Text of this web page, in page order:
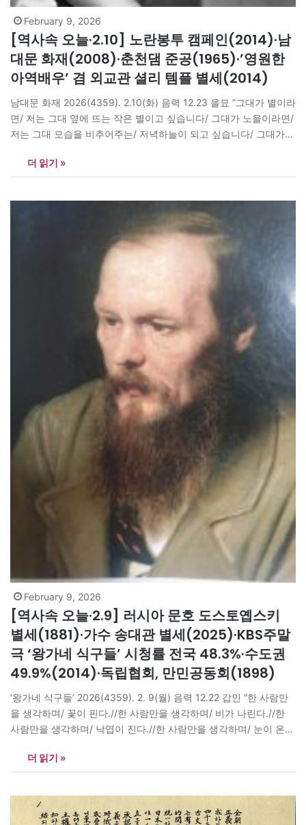
February 9, 2026
[역사속 오늘·2.10] 노란봉투 캠페인(2014)·남
대문 화재(2008)·춘천댐 준공(1965)·’영원한
아역배우’ 겸 외교관 셜리 템플 별세(2014)
남대문 화재 2026(4359). 2.10(화) 음력 12.23 을묘 ”그대가 별이라
면/ 저는 그대 옆에 뜨는 작은 별이고 싶습니다/ 그대가 노을이라면/
저는 그대 모습을 비추어주는/ 저녁하늘이 되고 싶습니다/ 그대가
이른 봄 숲에서 우는 은빛 새라면/ 저는 그대가 앉아 쉬는/ 한창 물오
르는 싱싱한 가지이고 싶습니다“…
더 읽기 »
February 9, 2026
[역사속 오늘·2.9] 러시아 문호 도스토옙스키
별세(1881)·가수 송대관 별세(2025)·KBS주말
극 ‘왕가네 식구들’ 시청률 전국 48.3%·수도권
49.9%(2014)·독립협회, 만민공동회(1898)
‘왕가네 식구들’ 2026(4359). 2. 9(월) 음력 12.22 갑인 “한 사람만
을 생각하며/ 꽃이 핀다.//한 사람만을 생각하며/ 비가 나린다.//한
사람만을 생각하며/ 낙엽이 진다.//한 사람만을 생각하며/ 눈이 온
김익두 ‘모래내 일기 16 -세월’ “재능이 있거든 가능한 모든 방법으
로 사용하라. 쌓아두지 마라. 구두쇠처럼 아껴 쓰지 마라. 파산하려
더 읽기 »